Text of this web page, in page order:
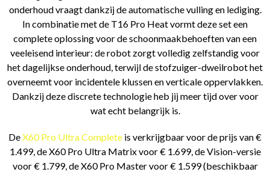
onderhoud vraagt dankzij de automatische vulling en lediging.
In combinatie met de T16 Pro Heat vormt deze set een
complete oplossing voor de schoonmaakbehoeften van een
veeleisend interieur: de robot zorgt volledig zelfstandig voor
het dagelijkse onderhoud, terwijl de stofzuiger-dweilrobot het
overneemt voor incidentele klussen en verticale oppervlakken.
Dankzij deze discrete technologie heb jij meer tijd over voor
wat echt belangrijk is.
DeX60 Pro Ultra Complete is verkrijgbaar voor de prijs van €
1.499, de X60 Pro Ultra Matrix voor € 1.699, de Vision-versie
voor € 1.799, de X60 Pro Master voor € 1.599 (beschikbaar